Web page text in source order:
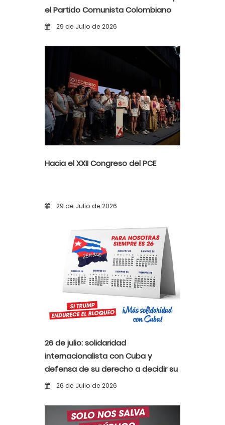
el Partido Comunista Colombiano
ante la alerta democrática y la
29 de Julio de 2026
Hacia el XXII Congreso del PCE
29 de Julio de 2026
26 de julio: solidaridad
internacionalista con Cuba y
defensa de su derecho a decidir su
propio destino
26 de Julio de 2026